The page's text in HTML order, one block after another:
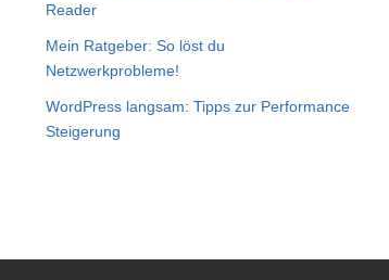
Reader
Mein Ratgeber: So löst du
Netzwerkprobleme!
WordPress langsam: Tipps zur Performance
Steigerung